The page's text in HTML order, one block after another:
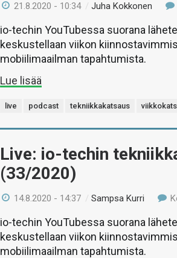
21.8.2020 - 10:34 /Juha Kokkonen
io-techin YouTubessa suorana
keskustellaan viikon
mobiilimaailman tapahtumista.
Lue lisää
live podcast tekniikkakatsaus
Live: io-techin
(33/2020)
14.8.2020 - 14:37 /Sampsa Kurri
io-techin YouTubessa suorana
keskustellaan viikon
mobiilimaailman tapahtumista.